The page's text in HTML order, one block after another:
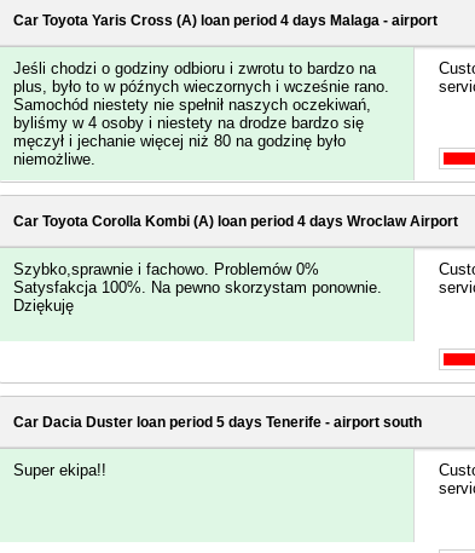
Car Toyota Yaris Cross (A) loan period 4 days Malaga - airport
Jeśli chodzi o godziny odbioru i zwrotu to bardzo na
plus, było to w późnych wieczornych i wcześnie rano.
Samochód niestety nie spełnił naszych oczekiwań,
byliśmy w 4 osoby i niestety na drodze bardzo się
męczył i jechanie więcej niż 80 na godzinę było
niemożliwe.
Car Toyota Corolla Kombi (A) loan period 4 days Wroclaw Airport
Szybko,sprawnie i fachowo. Problemów 0%
Satysfakcja 100%. Na pewno skorzystam ponownie.
Dziękuję
Car Dacia Duster loan period 5 days Tenerife - airport south
Super ekipa!!